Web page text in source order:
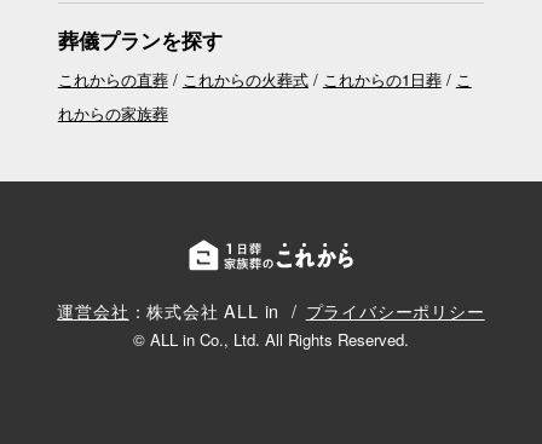
葬儀プランを探す
これからの直葬 これからの火葬式 これからの1日葬
こ
れからの家族葬
運営会社 ：株式会社 ALL in プライバシーポリシー
© ALL in Co., Ltd. All Rights Reserved.